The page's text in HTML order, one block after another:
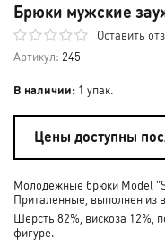
Брюки мужские
Оставить
Артикул: 245
В наличии: 1 упак.
Цены доступны
Молодежные брюки Model
Приталенные, выполнен из
Шерсть 82%, вискоза 12%,
фигуре.